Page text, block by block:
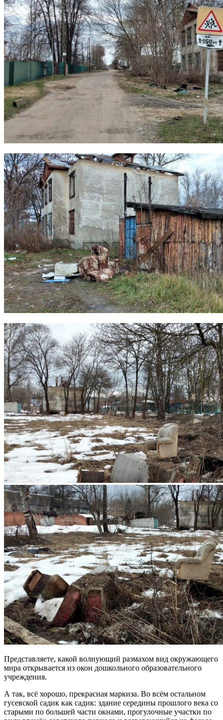
Представляете, какой волнующий размахом вид окружающего
мира открывается из окон дошкольного образовательного
учреждения.
А так, всё хорошо, прекрасная маркиза. Во всём остальном
гусевской садик как садик: здание середины прошлого века со
старыми по большей части окнами, прогулочные участки по